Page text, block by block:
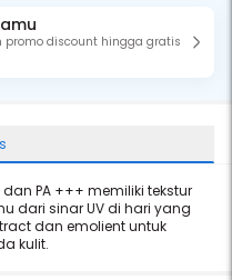
promo discount hingga gratis
PA +++ memiliki tekstur
dari sinar UV di hari yang
dan emolient untuk
kulit.